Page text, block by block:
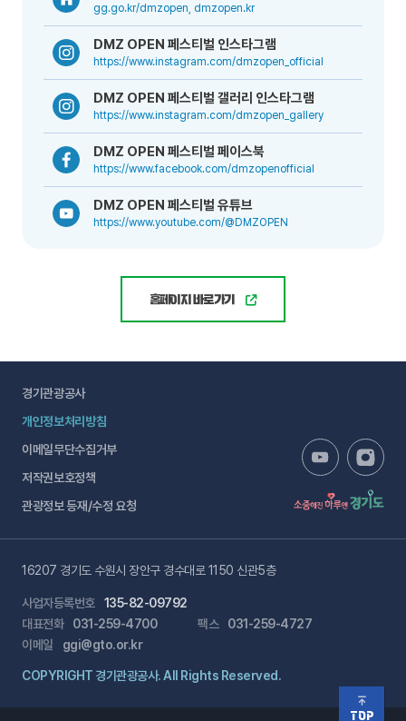
gg.go.kr/dmzopen, dmzopen.kr
DMZ OPEN 페스티벌 인스타그램
https://www.instagram.com/dmzopen_official
DMZ OPEN 페스티벌 갤러리 인스타그램
https://www.instagram.com/dmzopen_gallery
DMZ OPEN 페스티벌 페이스북
https://www.facebook.com/dmzopenofficial
DMZ OPEN 페스티벌 유튜브
https://www.youtube.com/@DMZOPEN
홈페이지 바로가기
TOP
경기관광공사
개인정보처리방침
이메일무단수집거부
저작권보호정책
관광정보 등재/수정 요청
16207 경기도 수원시 장안구 경수대로 1150 신관5층
사업자등록번호
135-82-09792
대표전화
031-259-4700 팩스
031-259-4727
이메일
ggi@gto.or.kr
COPYRIGHT 경기관광공사. All Rights Reserved.